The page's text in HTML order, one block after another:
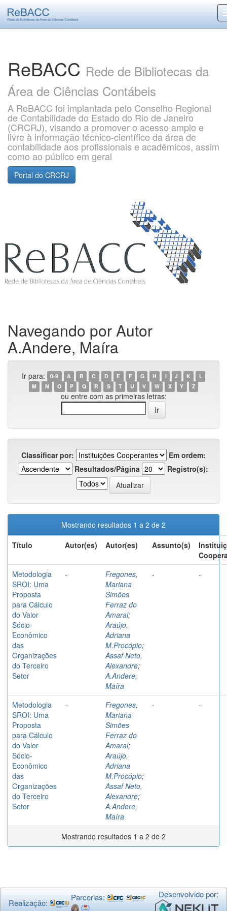
ReBACC Rede de Bibliotecas da
Área de Ciências Contábeis
A ReBACC foi implantada pelo Conselho Regional
de Contabilidade do Estado do Rio de Janeiro
(CRCRJ), visando a promover o acesso amplo e
livre à informação técnico-científico da área de
contabilidade aos profissionais e acadêmicos, assim
como ao público em geral
Portal do CRCRJ
Navegando por Autor
A.Andere, Maíra
Ir para: 0-9 A B C D E F G H I J K
L
M
N O P Q R S T U V W X Y Z
ou entre com as primeiras letras:
Classificar por:
Em ordem:
Resultados/Página
Registro(s):
Mostrando resultados 1 a 2 de 2
Título
Autor(es) Autor(es) Assunto(s)
Metodologia
SROI: Uma
Proposta
para Cálculo
do Valor
Sócio-
Econômico
das
Organizações
do Terceiro
Setor
-
Fregones,
Mariana
Simões
Ferraz do
Amaral;
Araújo,
Adriana
M.Procópio;
Assaf Neto,
Alexandre;
A.Andere,
Maíra
- -
Metodologia
SROI: Uma
Proposta
para Cálculo
do Valor
Sócio-
Econômico
das
Organizações
do Terceiro
Setor
-
Fregones,
Mariana
Simões
Ferraz do
Amaral;
Araújo,
Adriana
M.Procópio;
Assaf Neto,
Alexandre;
A.Andere,
Maíra
- -
Mostrando resultados 1 a 2 de 2
Realização:
Parcerias: Desenvolvido por: